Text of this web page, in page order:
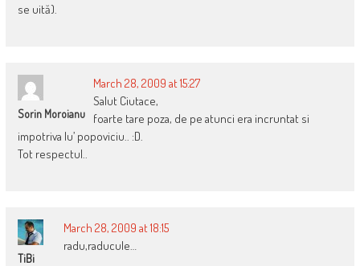
se uită).
Sorin Moroianu
March 28, 2009 at 15:27
Salut Ciutace,
foarte tare poza, de pe atunci era incruntat si
impotriva lu’ popoviciu.. :D.
Tot respectul..
TiBi
March 28, 2009 at 18:15
radu,raducule…